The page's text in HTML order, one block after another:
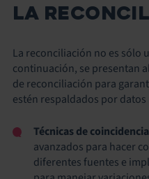
LA
La reconciliación no es sólo
continuación, se presentan
de reconciliación para
estén respaldados por
Técnicas de
avanzados para hacer
diferentes fuentes e